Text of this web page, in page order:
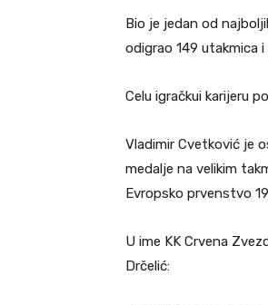
Bio je jedan od
odigrao 149 utakmica
Celu igračkui karijeru
Vladimir Cvetković je
medalje na velikim
Evropsko prvenstvo
U ime KK Crvena
Drčelić: